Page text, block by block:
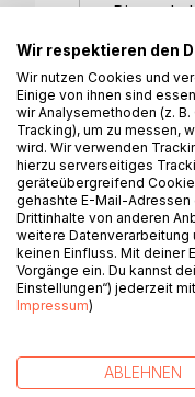
Dieses
und
Songs;
Themen
Flams,
Das Buch
kreativer
Wir respektieren den
Wir nutzen Cookies und
Einige von ihnen sind
wir Analysemethoden (z.
Tracking), um zu messen,
wird. Wir verwenden
hierzu serverseitiges
geräteübergreifend
gehashte E-Mail-
Drittinhalte von anderen
weitere Datenverarbeitung
keinen Einfluss. Mit deiner
Vorgänge ein. Du kannst
Einstellungen“) jederzeit
Impressum)
ABLEHNEN